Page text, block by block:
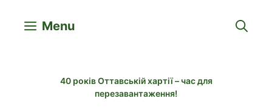
Menu
40 років Оттавській хартії – час для
перезавантаження!